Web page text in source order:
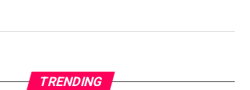
TRENDING